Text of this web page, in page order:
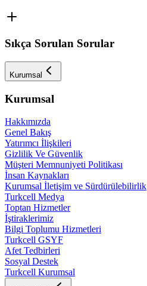
Sıkça Sorulan Sorular
Kurumsal
Kurumsal
Hakkımızda
Genel Bakış
Yatırımcı İlişkileri
Gizlilik Ve Güvenlik
Müşteri Memnuniyeti Politikası
İnsan Kaynakları
Kurumsal İletişim ve Sürdürülebilirlik
Turkcell Medya
Toptan Hizmetler
İştiraklerimiz
Bilgi Toplumu Hizmetleri
Turkcell GSYF
Afet Tedbirleri
Sosyal Destek
Turkcell Kurumsal